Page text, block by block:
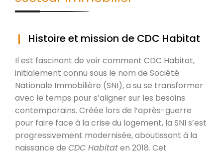
Histoire et mission de CDC Habitat
Il est fascinant de voir comment CDC Habitat,
initialement connu sous le nom de Société
Nationale Immobilière (SNI), a su se transformer
avec le temps pour s’aligner sur les besoins
contemporains. Créée lors de l’après-guerre
pour faire face à la crise du logement, la SNI s’est
progressivement modernisée, aboutissant à la
naissance de CDC Habitaten 2018. Cet